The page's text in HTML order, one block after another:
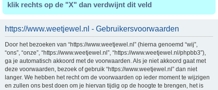
klik rechts op de "X" dan verdwijnt dit veld
https://www.weetjewel.nl - Gebruikersvoorwaarden
Door het bezoeken van “https://www.weetjewel.nl” (hierna genoemd “wij”,
“ons”, “onze”, “https://www.weetjewel.nl”, “https://www.weetjewel.nl/phpbb3”),
ga je automatisch akkoord met de voorwaarden. Als je niet akkoord gaat met
deze voorwaarden, bezoek of gebruik “https://www.weetjewel.nl” dan niet
langer. We hebben het recht om de voorwaarden op ieder moment te wijzigen
en zullen ons best doen om je hiervan tijdig op de hoogte te brengen, het is